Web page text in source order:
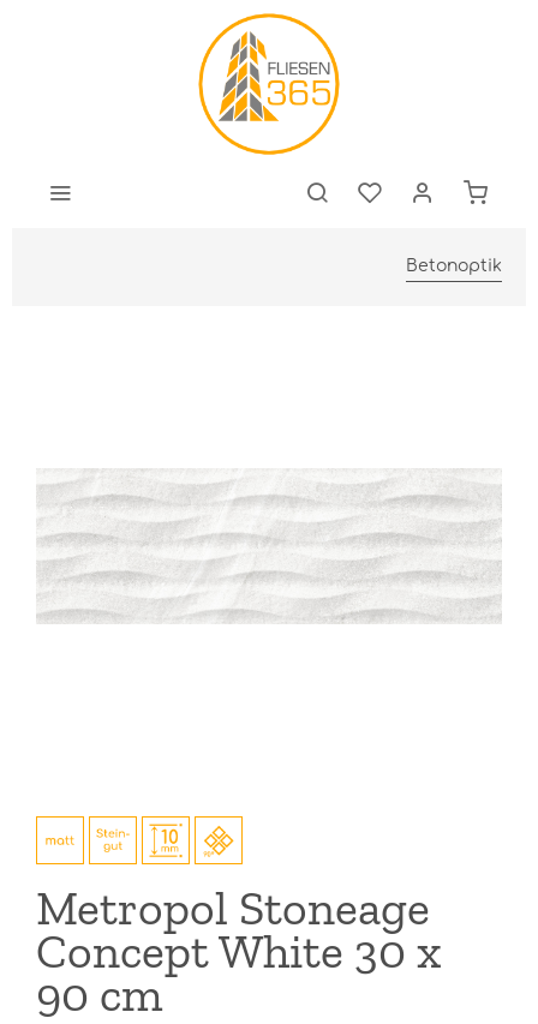
Betonoptik
Metropol Stoneage
Concept White 30 x
90 cm